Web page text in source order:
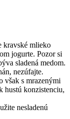
kravské mlieko
jogurte. Pozor si
sladená medom.
nezúfajte.
však s mrazenými
hustú konzistenciu,
nesladenú